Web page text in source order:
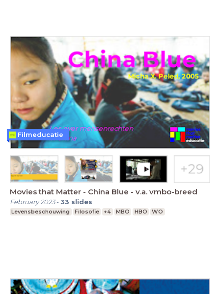
Movies that Matter - China Blue - v.a. vmbo-breed
February 2023-33 slides
Levensbeschouwing Filosofie +4 MBO HBO WO
Filmeducatie